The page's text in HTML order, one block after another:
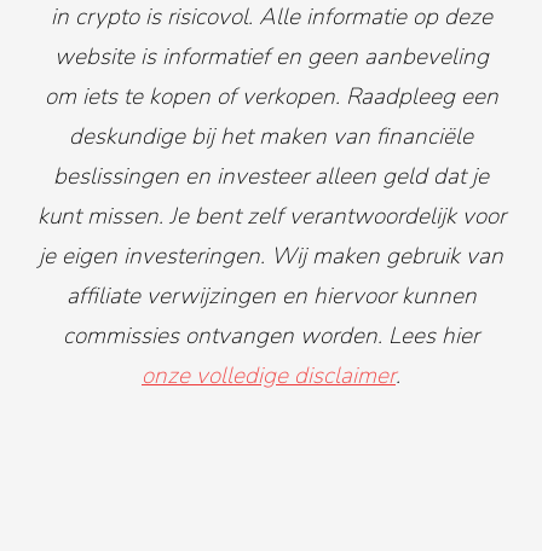
in crypto is risicovol. Alle informatie op deze
website is informatief en geen aanbeveling
om iets te kopen of verkopen. Raadpleeg een
deskundige bij het maken van financiële
beslissingen en investeer alleen geld dat je
kunt missen. Je bent zelf verantwoordelijk voor
je eigen investeringen. Wij maken gebruik van
affiliate verwijzingen en hiervoor kunnen
commissies ontvangen worden. Lees hier
onze volledige disclaimer.